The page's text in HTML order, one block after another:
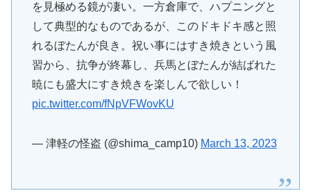
を見極める鏡が凄い。一方倉庫で、ハプニングと
して典型的なものであるが、このドキドキ感と照
れるぼたんが良き。祝い事にはすき焼きという風
習から、抗争が終幕し、兵馬とぼたんが結ばれた
暁にも盛大にすき焼きを楽しんで欲しい！
pic.twitter.com/fNpVFWovKU
— 津軽の怪盗 (@shima_camp10) March 13, 2023